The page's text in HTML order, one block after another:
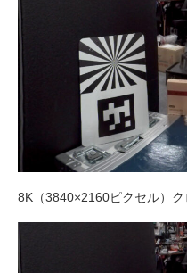
8K（3840×2160ピクセル）ク